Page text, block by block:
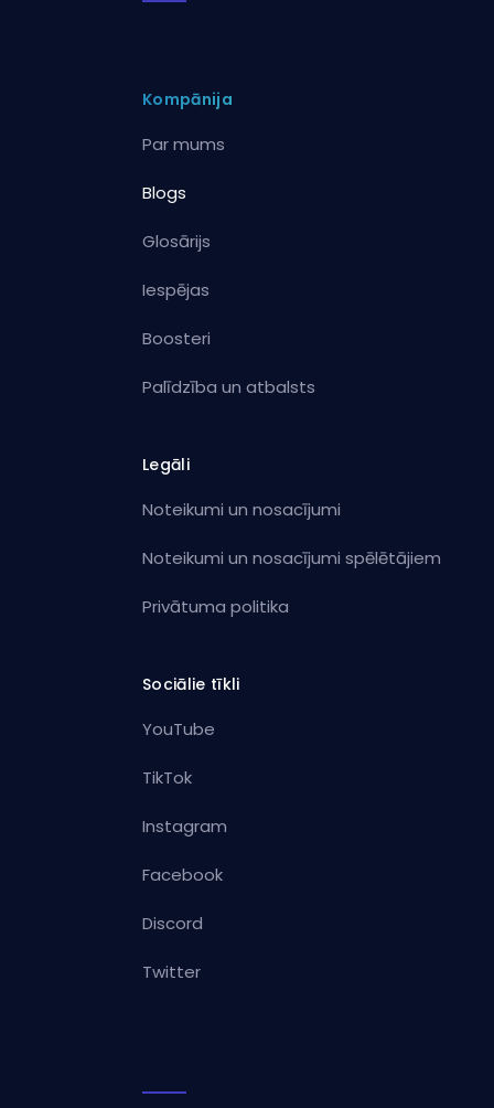
Kompānija
Par mums
Blogs
Glosārijs
Iespējas
Boosteri
Palīdzība un atbalsts
Legāli
Noteikumi un nosacījumi
Noteikumi un nosacījumi spēlētājiem
Privātuma politika
Sociālie tīkli
YouTube
TikTok
Instagram
Facebook
Discord
Twitter